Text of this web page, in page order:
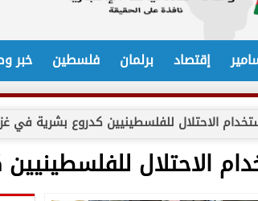
إقتصاد برلمان فلسطين خبر
الاحتلال للفلسطينيين كدروع بشرية في
الاحتلال